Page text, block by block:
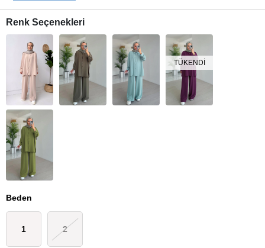
Renk Seçenekleri
TÜKENDI
Beden
1 2